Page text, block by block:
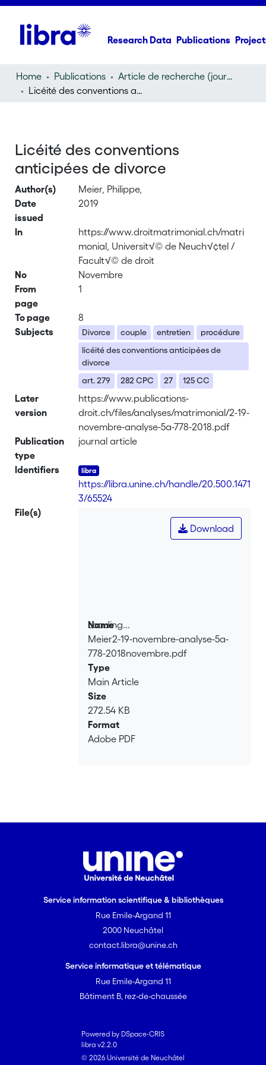
Research Data Publications
Home Publications
Article de recherche (journal article)
Licéité des conventions anticipées de divorce
Licéité des conventions
anticipées de divorce
Author(s)
Meier, Philippe,
Date
issued
2019
In
https://www.droitmatrimonial.ch/matri
monial, Universit√© de Neuch√¢tel /
Facult√© de droit
No
Novembre
From
page
1
To page
8
Subjects
Divorce couple entretien
procédure
licéité des conventions anticipées de
divorce
art. 279
282 CPC 27 125 CC
Later
version
https://www.publications-
droit.ch/files/analyses/matrimonial/2-19-
novembre-analyse-5a-778-2018.pdf
Publication
type
journal article
Identifiers
https://libra.unine.ch/handle/20.500.1471
3/65524
File(s)
Loading...
Loading...
Download
Name
Meier2-19-novembre-analyse-5a-
778-2018novembre.pdf
Type
Main Article
Size
272.54 KB
Format
Adobe PDF
Service information scientifique & bibliothèques
Rue Emile-Argand 11
2000 Neuchâtel
contact.libra@unine.ch
Service informatique et télématique
Rue Emile-Argand 11
Bâtiment B, rez-de-chaussée
Powered by DSpace-CRIS
libra v2.2.0
© 2026 Université de Neuchâtel